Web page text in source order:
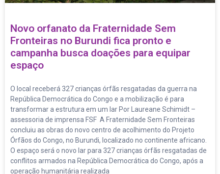
Novo orfanato da Fraternidade Sem
Fronteiras no Burundi fica pronto e
campanha busca doações para equipar
espaço
O local receberá 327 crianças órfãs resgatadas da guerra na
República Democrática do Congo e a mobilização é para
transformar a estrutura em um lar Por Laureane Schimidt –
assessoria de imprensa FSF A Fraternidade Sem Fronteiras
concluiu as obras do novo centro de acolhimento do Projeto
Órfãos do Congo, no Burundi, localizado no continente africano.
O espaço será o novo lar para 327 crianças órfãs resgatadas de
conflitos armados na República Democrática do Congo, após a
operação humanitária realizada